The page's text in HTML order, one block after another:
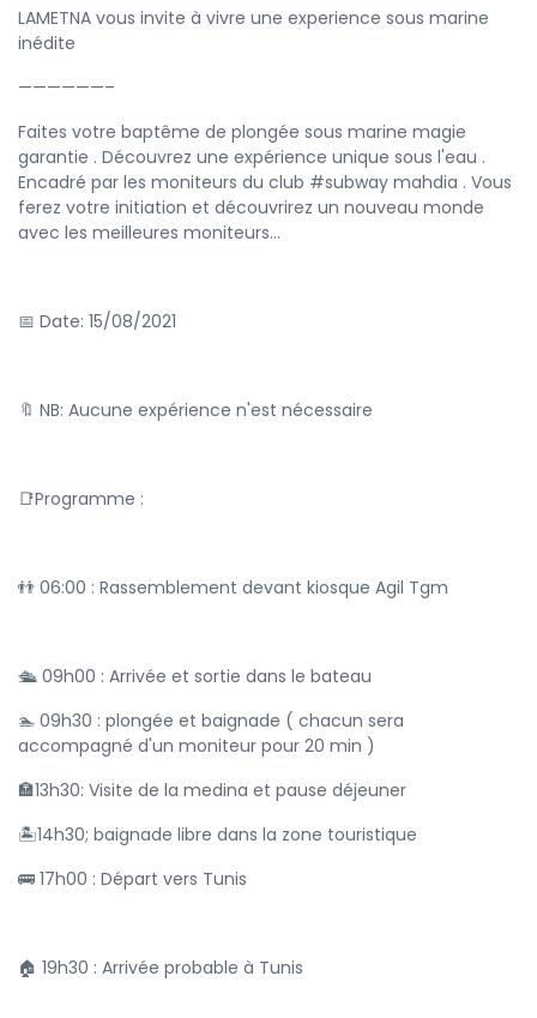
LAMETNA vous invite à vivre une experience sous marine
inédite
——————–
Faites votre baptême de plongée sous marine magie
garantie . Découvrez une expérience unique sous l'eau .
Encadré par les moniteurs du club #subway mahdia . Vous
ferez votre initiation et découvrirez un nouveau monde
avec les meilleures moniteurs...
📅 Date: 15/08/2021
🔖 NB: Aucune expérience n'est nécessaire
📑Programme :
👬 06:00 : Rassemblement devant kiosque Agil Tgm
🛳 09h00 : Arrivée et sortie dans le bateau
🏊 09h30 : plongée et baignade ( chacun sera
accompagné d'un moniteur pour 20 min )
🏣13h30: Visite de la medina et pause déjeuner
🏝14h30; baignade libre dans la zone touristique
🚌 17h00 : Départ vers Tunis
🏠 19h30 : Arrivée probable à Tunis